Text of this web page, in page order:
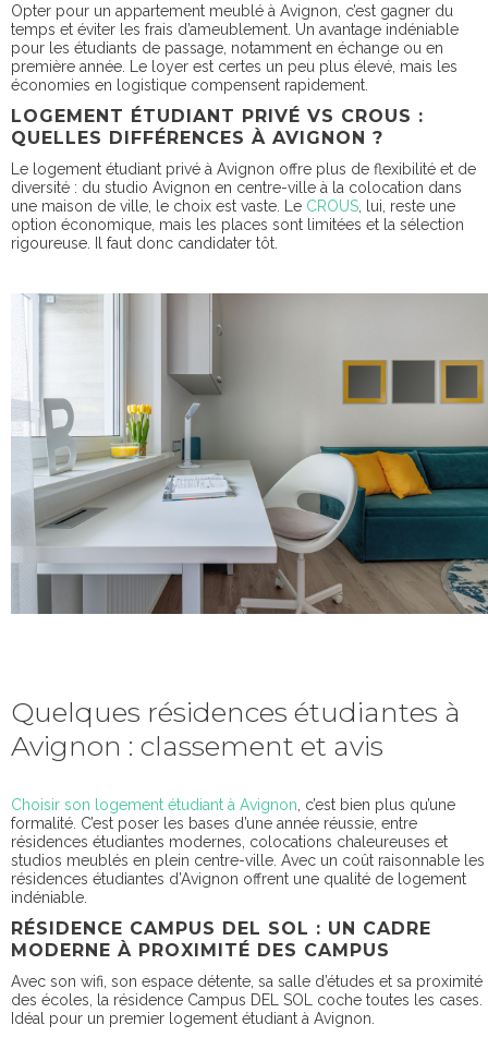
Opter pour un appartement meublé à Avignon, c’est gagner du
temps et éviter les frais d’ameublement. Un avantage indéniable
pour les étudiants de passage, notamment en échange ou en
première année. Le loyer est certes un peu plus élevé, mais les
économies en logistique compensent rapidement.
LOGEMENT ÉTUDIANT PRIVÉ VS CROUS :
QUELLES DIFFÉRENCES À AVIGNON ?
Le logement étudiant privé à Avignon offre plus de flexibilité et de
diversité : du studio Avignon en centre-ville à la colocation dans
une maison de ville, le choix est vaste. Le CROUS , lui, reste une
option économique, mais les places sont limitées et la sélection
rigoureuse. Il faut donc candidater tôt.
Quelques résidences étudiantes à
Avignon : classement et avis
Choisir son logement étudiant à Avignon , c’est bien plus qu’une
formalité. C’est poser les bases d’une année réussie, entre
résidences étudiantes modernes, colocations chaleureuses et
studios meublés en plein centre-ville. Avec un coût raisonnable les
résidences étudiantes d’Avignon offrent une qualité de logement
indéniable.
RÉSIDENCE CAMPUS DEL SOL : UN CADRE
MODERNE À PROXIMITÉ DES CAMPUS
Avec son wifi, son espace détente, sa salle d’études et sa proximité
des écoles, la résidence Campus DEL SOL coche toutes les cases.
Idéal pour un premier logement étudiant à Avignon.